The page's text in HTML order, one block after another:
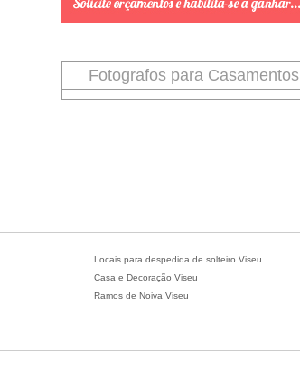
Fotografos para Casamentos
Locais para despedida de solteiro Viseu
Casa e Decoração Viseu
Ramos de Noiva Viseu